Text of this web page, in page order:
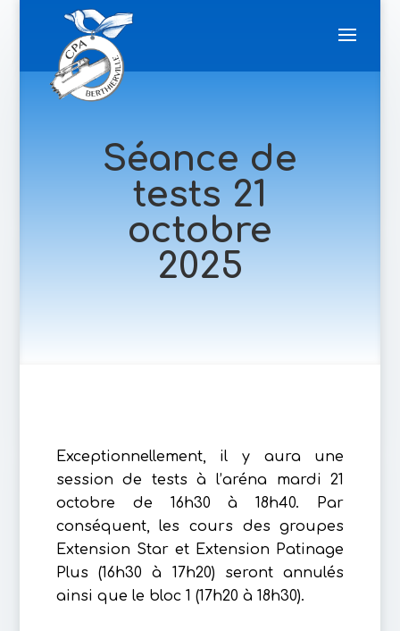
Séance de
tests 21
octobre
2025
Exceptionnellement, il y aura une
session de tests à l’aréna mardi 21
octobre de 16h30 à 18h40. Par
conséquent, les cours des groupes
Extension Star et Extension Patinage
Plus (16h30 à 17h20) seront annulés
ainsi que le bloc 1 (17h20 à 18h30).